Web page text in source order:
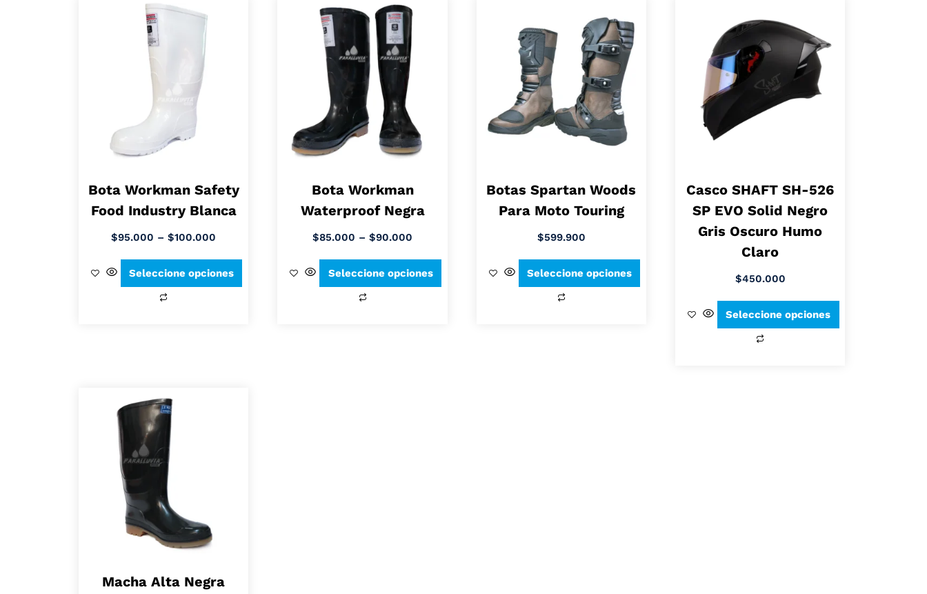
Bota Workman Safety
Food Industry Blanca
$95.000 – $100.000
Seleccione opciones
Bota Workman
Waterproof Negra
$85.000 – $90.000
Seleccione opciones
Botas Spartan Woods
Para Moto Touring
$599.900
Seleccione opciones
Casco SHAFT SH-526
SP EVO Solid Negro
Gris Oscuro Humo
Claro
$450.000
Seleccione opciones
Macha Alta Negra